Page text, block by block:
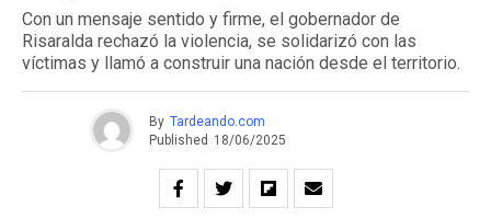
Con un mensaje sentido y firme, el gobernador de
Risaralda rechazó la violencia, se solidarizó con las
víctimas y llamó a construir una nación desde el territorio.
By Tardeando.com
Published 18/06/2025